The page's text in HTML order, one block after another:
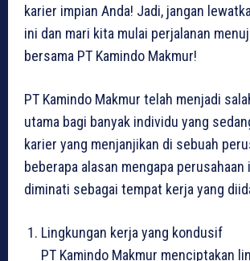
karier impian Anda! Jadi, jangan
ini dan mari kita mulai perjalanan
bersama PT Kamindo Makmur!
PT Kamindo Makmur telah menjadi
utama bagi banyak individu yang
karier yang menjanjikan di sebuah
beberapa alasan mengapa
diminati sebagai tempat kerja yang
Lingkungan kerja yang kondusif
PT Kamindo Makmur menciptakan